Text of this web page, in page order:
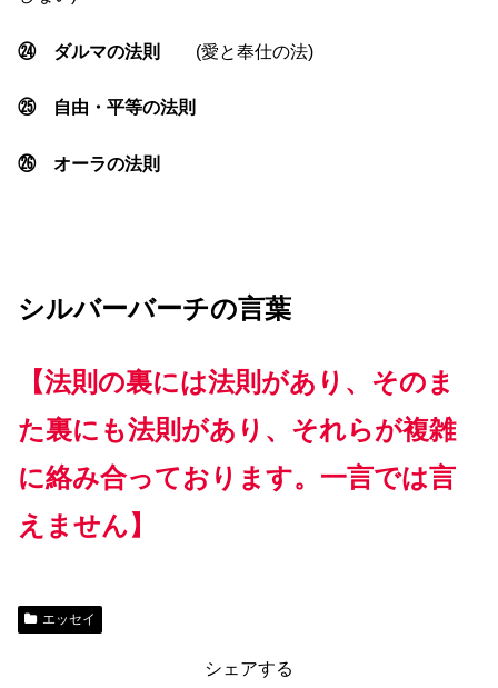
㉔ ダルマの法則 (愛と奉仕の法)
㉕ 自由・平等の法則
㉖ オーラの法則
シルバーバーチの言葉
【法則の裏には法則があり、そのま
た裏にも法則があり、それらが複雑
に絡み合っております。一言では言
えません】
エッセイ
シェアする